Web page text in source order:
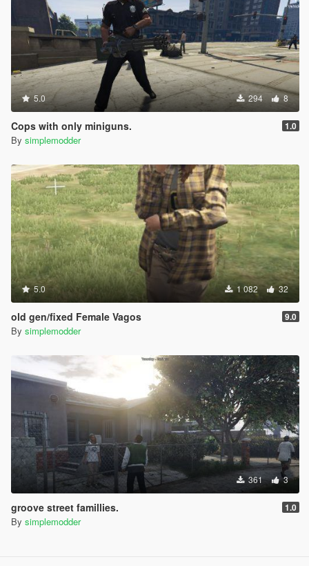
5.0 294 8
Cops with only miniguns. 1.0
By simplemodder
5.0 1 082 32
old gen/fixed Female Vagos 9.0
By simplemodder
361 3
groove street famillies. 1.0
By simplemodder